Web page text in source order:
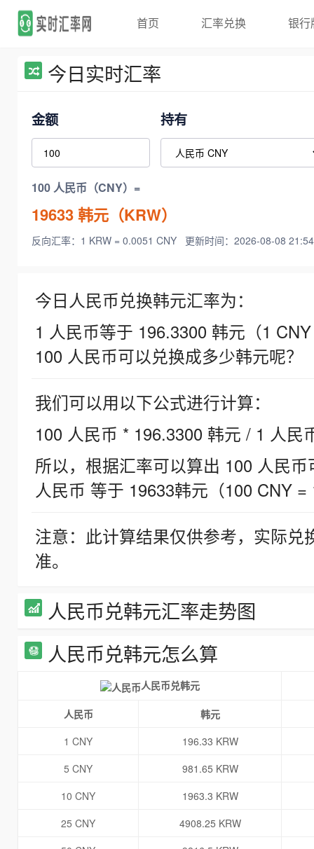
首页 汇率兑换 银行
今日实时汇率
金额 持有
100 人民币（CNY）=
19633韩元（KRW）
反向汇率：1 KRW = 0.0051 CNY 更新时间：2026-08-08
今日人民币兑换韩元汇率为：
1 人民币等于 196.3300 韩元（1
100 人民币可以兑换成多少韩元呢？
我们可以用以下公式进行计算：
100 人民币 * 196.3300 韩元 / 1 人民
所以，根据汇率可以算出 100 人民
人民币 等于 19633韩元（100 CNY =
注意：此计算结果仅供参考，实际
准。
人民币兑韩元汇率走势图
人民币兑韩元怎么算
人民币兑韩元
人民币
韩元
1 CNY
196.33 KRW
5 CNY
981.65 KRW
10 CNY
1963.3 KRW
25 CNY
4908.25 KRW